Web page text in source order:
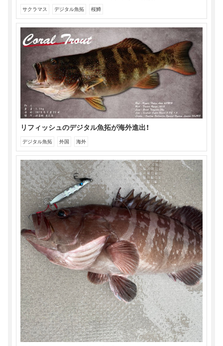
サクラマス デジタル魚拓 桜鱒
リフィッシュのデジタル魚拓が海外進出！
デジタル魚拓 外国 海外